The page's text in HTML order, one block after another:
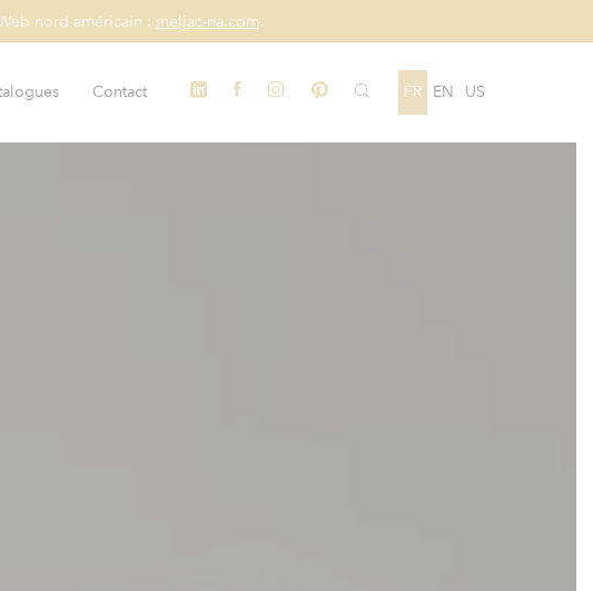
nord-américain : meljac-na.com.
Contact FR EN US